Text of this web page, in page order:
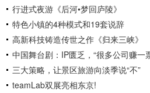
三峡...
行进式夜游《后河•梦回庐陵》
特色小镇的4种模式和19套说辞
高新科技铸造传世之作《归来三峡》
中国舞台剧：IP匮乏，“很多公司赚一
三大策略，让景区旅游向淡季说“不”
teamLab双展亮相东京!